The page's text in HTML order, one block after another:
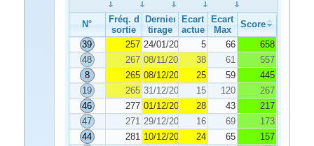
N°
Fréq. de
sortie
Dernier
tirage
Ecart
actuel
Ecart
Max
Score
39
257 24/01/2026 5 66
658
48
267 08/11/2025 38 61
557
8
265 08/12/2025 25 59
445
19
265 31/12/2025 15 120
267
46
277 01/12/2025 28 43
217
47
271 29/12/2025 16 69
173
44
281 10/12/2025 24 65
157